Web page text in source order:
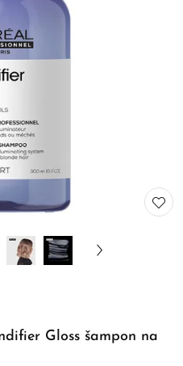
Gloss šampon na